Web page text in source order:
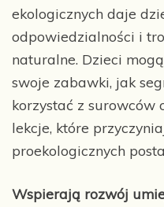
ekologicznych daje
odpowiedzialności i
naturalne. Dzieci
swoje zabawki, jak
korzystać z surowców
lekcje, które
proekologicznych
Wspierają rozwój